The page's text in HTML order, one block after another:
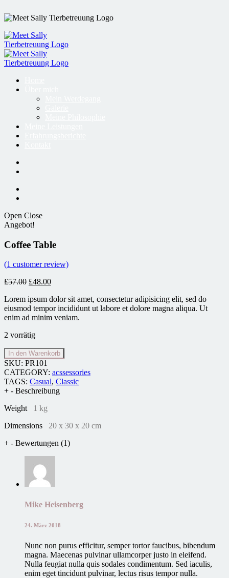
Open Close
Angebot!
Coffee Table
(1 customer review)
£57.00 £48.00
Lorem ipsum dolor sit amet, consectetur adipisicing elit, sed do
eiusmod tempor incididunt ut labore et dolore magna aliqua. Ut
enim ad minim veniam.
2 vorrätig
In den Warenkorb
SKU: PR101
CATEGORY: acssessories
TAGS: Casual, Classic
+ - Beschreibung
Weight 1 kg
Dimensions 20 x 30 x 20 cm
+ - Bewertungen (1)
Mike Heisenberg
24. März 2018
Nunc non purus efficitur, semper tortor faucibus, bibendum
magna. Maecenas pulvinar ullamcorper justo in eleifend.
Nulla feugiat nulla quis sodales condimentum. Sed iaculis,
enim eget tincidunt pulvinar, lectus risus tempor nulla.